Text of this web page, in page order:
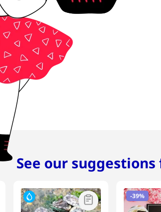
See our
-39%